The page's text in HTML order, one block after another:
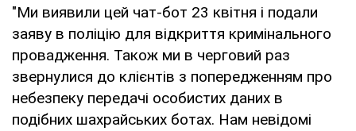
"Ми виявили цей чат-бот 23 квітня і подали
заяву в поліцію для відкриття кримінального
провадження. Також ми в черговий раз
звернулися до клієнтів з попередженням про
небезпеку передачі особистих даних в
подібних шахрайських ботах. Нам невідомі